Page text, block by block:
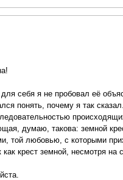
себя я не пробовал её
понять, почему я так сказал.
думаю, такова: земной
той любовью, с которыми
крест земной, несмотря на